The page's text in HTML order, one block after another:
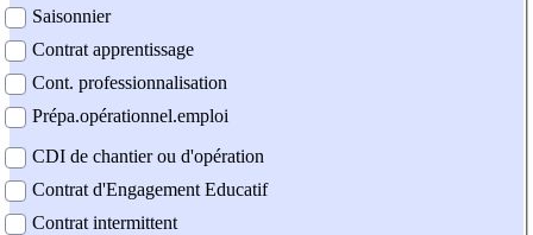
Saisonnier
Contrat apprentissage
Cont. professionnalisation
Prépa.opérationnel.emploi
CDI de chantier ou d'opération
Contrat d'Engagement Educatif
Contrat intermittent